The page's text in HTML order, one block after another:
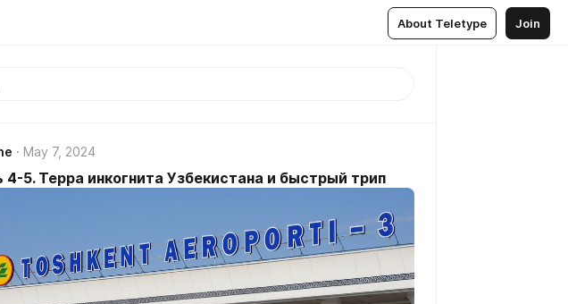
About Teletype Join
May 7, 2024
4-5. Терра инкогнита Узбекистана и быстрый трип